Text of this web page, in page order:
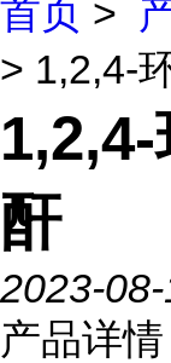
首页 >
> 1,2,4-
酐
2023-08-
产品详情